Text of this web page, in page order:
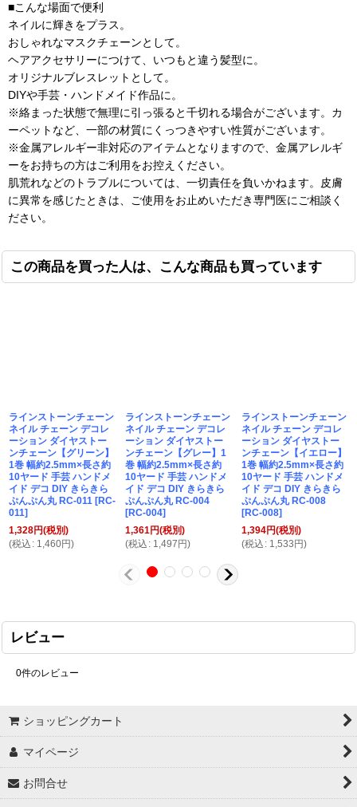
■こんな場面で便利
ネイルに輝きをプラス。
おしゃれなマスクチェーンとして。
ヘアアクセサリーにつけて、いつもと違う髪型に。
オリジナルブレスレットとして。
DIYや手芸・ハンドメイド作品に。
※絡まった状態で無理に引っ張ると千切れる場合がございます。カ
ーペットなど、一部の材質にくっつきやすい性質がございます。
※金属アレルギー非対応のアイテムとなりますので、金属アレルギ
ーをお持ちの方はご利用をお控えください。
肌荒れなどのトラブルについては、一切責任を負いかねます。皮膚
に異常を感じたときは、ご使用をお止めいただき専門医にご相談く
ださい。
この商品を買った人は、こんな商品も買っています
ラインストーンチェーン
ネイル チェーン デコレ
ーション ダイヤストー
ンチェーン【グリーン】
1巻 幅約2.5mm×長さ約
10ヤード 手芸 ハンドメ
イド デコ DIY きらきら
ぷんぷん丸 RC-011 [RC-
011]
1,328円(税別)
(税込 : 1,460円)
ラインストーンチェーン
ネイル チェーン デコレ
ーション ダイヤストー
ンチェーン【グレー】1
巻 幅約2.5mm×長さ約
10ヤード 手芸 ハンドメ
イド デコ DIY きらきら
ぷんぷん丸 RC-004
[RC-004]
1,361円(税別)
(税込 : 1,497 円)
ラインストーンチェーン
ネイル チェーン デコレ
ーション ダイヤストー
ンチェーン【イエロー】
1巻 幅約2.5mm×長さ約
10ヤード 手芸 ハンドメ
イド デコ DIY きらきら
ぷんぷん丸 RC-008
[RC-008]
1,394円(税別)
(税込 : 1,533 円)
レビュー
0件のレビュー
ショッピングカート
マイページ
お問合せ